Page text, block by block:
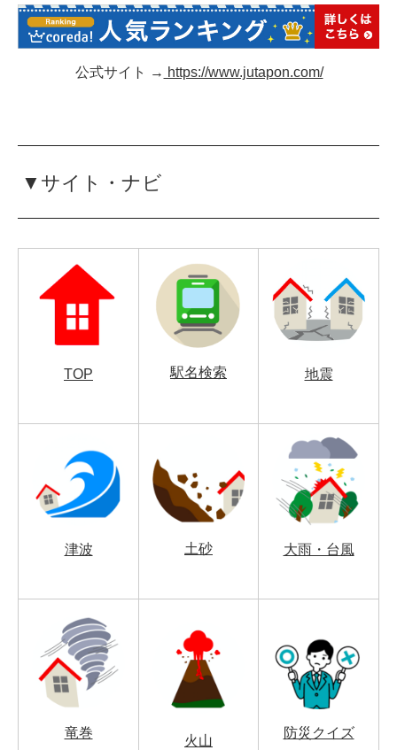
公式サイト → https://www.jutapon.com/
▼サイト・ナビ
TOP 駅名検索 地震
津波 土砂 大雨・台風
竜巻
火山
防災クイズ